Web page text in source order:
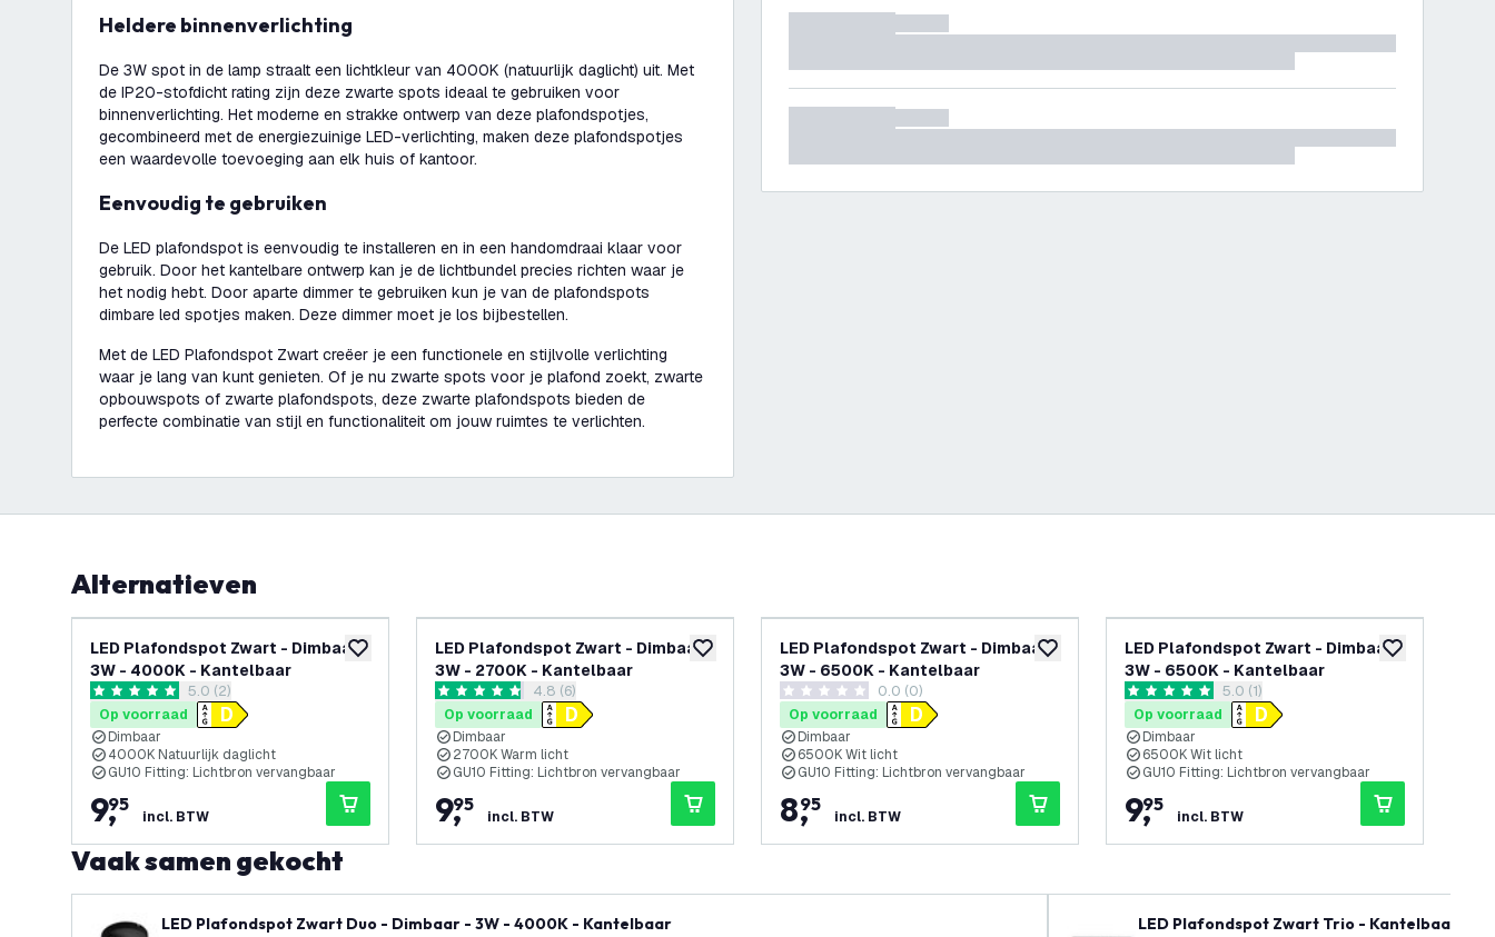
Heldere binnenverlichting
De 3W spot in de lamp straalt een lichtkleur van 4000K (natuurlijk daglicht) uit. Met
de IP20-stofdicht rating zijn deze zwarte spots ideaal te gebruiken voor
binnenverlichting. Het moderne en strakke ontwerp van deze plafondspotjes,
gecombineerd met de energiezuinige LED-verlichting, maken deze plafondspotjes
een waardevolle toevoeging aan elk huis of kantoor.
Eenvoudig te gebruiken
De LED plafondspot is eenvoudig te installeren en in een handomdraai klaar voor
gebruik. Door het kantelbare ontwerp kan je de lichtbundel precies richten waar je
het nodig hebt. Door aparte dimmer te gebruiken kun je van de plafondspots
dimbare led spotjes maken. Deze dimmer moet je los bijbestellen.
Met de LED Plafondspot Zwart creëer je een functionele en stijlvolle verlichting
waar je lang van kunt genieten. Of je nu zwarte spots voor je plafond zoekt, zwarte
opbouwspots of zwarte plafondspots, deze zwarte plafondspots bieden de
perfecte combinatie van stijl en functionaliteit om jouw ruimtes te verlichten.
Alternatieven
toevoegen aan verlanglijst
LED Plafondspot Zwart - Dimbaar -
3W - 4000K - Kantelbaar
reviews drawer openen
5 score sterren5.0 (2)
Op voorraad
Dimbaar
4000K Natuurlijk daglicht
GU10 Fitting: Lichtbron vervangbaar
9,
95
incl. BTW
toevoegen aan verlanglijst
LED Plafondspot Zwart - Dimbaar -
3W - 2700K - Kantelbaar
reviews drawer openen
4.8 score sterren4.8 (6)
Op voorraad
Dimbaar
2700K Warm licht
GU10 Fitting: Lichtbron vervangbaar
9,
95
incl. BTW
toevoegen aan verlanglijst
LED Plafondspot Zwart - Dimbaar -
3W - 6500K - Kantelbaar
0 score sterren0.0 (0)
Op voorraad
Dimbaar
6500K Wit licht
GU10 Fitting: Lichtbron vervangbaar
8,
95
incl. BTW
toevoegen aan
LED Plafondspot Zwart - Dimbaar -
3W - 6500K - Kantelbaar
reviews drawer openen
5 score sterren5.0 (1)
Op voorraad
Dimbaar
6500K Wit licht
GU10 Fitting: Lichtbron vervangbaar
9,
95
incl. BTW
Vaak samen gekocht
LED Plafondspot Zwart Duo - Dimbaar - 3W - 4000K - Kantelbaar LED Plafondspot Zwart Trio - Kantelbaar -